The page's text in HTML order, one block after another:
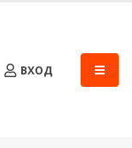
ВХОД